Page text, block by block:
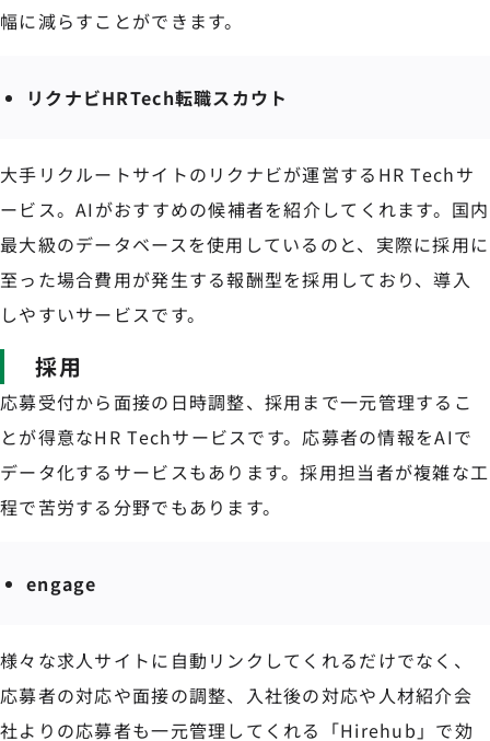
幅に減らすことができます。
リクナビHRTech転職スカウト
大手リクルートサイトのリクナビが運営するHR Techサ
ービス。AIがおすすめの候補者を紹介してくれます。国内
最大級のデータベースを使用しているのと、実際に採用に
至った場合費用が発生する報酬型を採用しており、導入
しやすいサービスです。
採用
応募受付から面接の日時調整、採用まで一元管理するこ
とが得意なHR Techサービスです。応募者の情報をAIで
データ化するサービスもあります。採用担当者が複雑な工
程で苦労する分野でもあります。
engage
様々な求人サイトに自動リンクしてくれるだけでなく、
応募者の対応や面接の調整、入社後の対応や人材紹介会
社よりの応募者も一元管理してくれる「Hirehub」で効